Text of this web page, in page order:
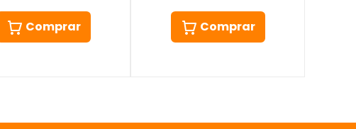
Comprar Comprar